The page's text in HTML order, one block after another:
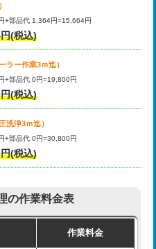
33,000円
8,800円～
11,000円+材料費
16,500円+材料費
+部品代 1,364円=15,664円
(税込)
ラー作業3ｍ迄）
+部品代 0円=19,800円
(税込)
洗浄3ｍ迄）
+部品代 0円=30,800円
(税込)
の作業料金表
作業料金